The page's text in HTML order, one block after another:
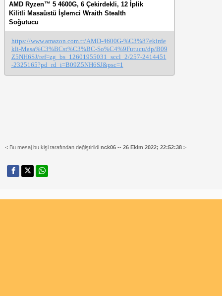
AMD Ryzen™ 5 4600G, 6 Çekirdekli, 12 İplik
Kilitli Masaüstü İşlemci Wraith Stealth
Soğutucu
https://www.amazon.com.tr/AMD-4600G-%C3%87ekirde
kli-Masa%C3%BCst%C3%BC-So%C4%9Futucu/dp/B09
Z5NH6SJ/ref=zg_bs_12601955031_sccl_2/257-2414451
-2325165?pd_rd_i=B09Z5NH6SJ&psc=1
< Bu mesaj bu kişi tarafından değiştirildi nck06 -- 26 Ekim 2022; 22:52:38 >